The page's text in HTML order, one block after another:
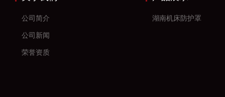
公司简介
公司新闻
荣誉资质
湖南机床防护罩